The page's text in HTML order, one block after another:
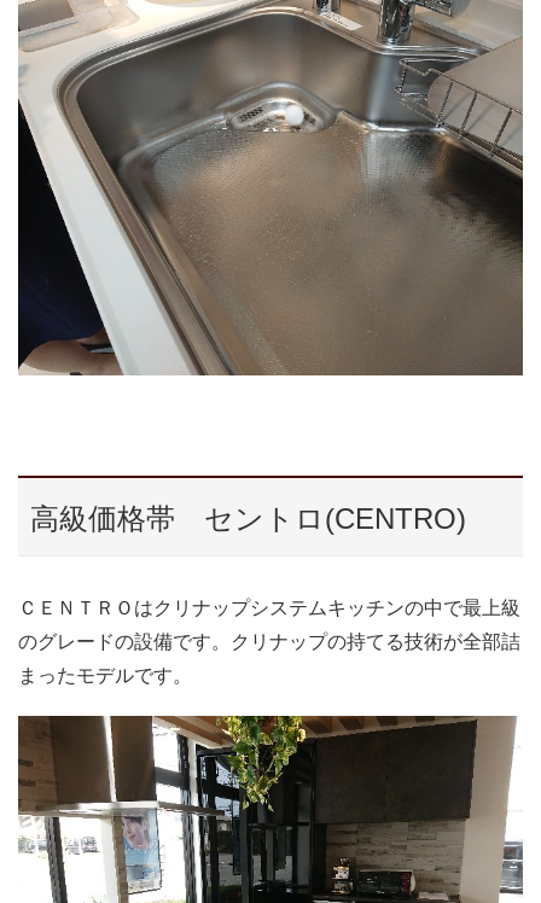
高級価格帯 セントロ(CENTRO)
ＣＥＮＴＲＯはクリナップシステムキッチンの中で最上級
のグレードの設備です。クリナップの持てる技術が全部詰
まったモデルです。